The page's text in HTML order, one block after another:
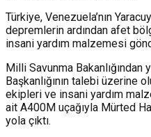
Türkiye, Venezuela’nın
depremlerin ardından afet
insani yardım malzemesi
Milli Savunma Bakanlığından
Başkanlığının talebi üzerine
ekipleri ve insani yardım
ait A400M uçağıyla Mürted
yola çıktı.